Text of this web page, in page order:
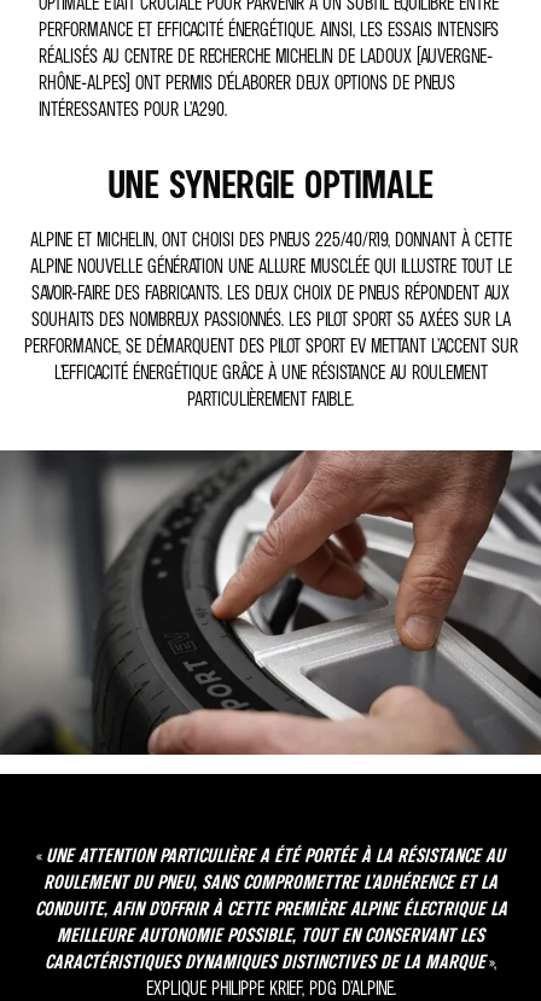
PERFORMANCE ET EFFICACITÉ ÉNERGÉTIQUE. AINSI, LES ESSAIS INTENSIFS
RÉALISÉS AU CENTRE DE RECHERCHE MICHELIN DE LADOUX (AUVERGNE-
RHÔNE-ALPES) ONT PERMIS D’ÉLABORER DEUX OPTIONS DE PNEUS
INTÉRESSANTES POUR L’A290.
UNE SYNERGIE OPTIMALE
ALPINE ET MICHELIN, ONT CHOISI DES PNEUS 225/40/R19, DONNANT À CETTE
ALPINE NOUVELLE GÉNÉRATION UNE ALLURE MUSCLÉE QUI ILLUSTRE TOUT LE
SAVOIR-FAIRE DES FABRICANTS. LES DEUX CHOIX DE PNEUS RÉPONDENT AUX
SOUHAITS DES NOMBREUX PASSIONNÉS. LES PILOT SPORT S5 AXÉES SUR LA
PERFORMANCE, SE DÉMARQUENT DES PILOT SPORT EV METTANT L’ACCENT SUR
L’EFFICACITÉ ÉNERGÉTIQUE GRÂCE À UNE RÉSISTANCE AU ROULEMENT
PARTICULIÈREMENT FAIBLE.
« UNE ATTENTION PARTICULIÈRE A ÉTÉ PORTÉE À LA RÉSISTANCE AU
ROULEMENT DU PNEU, SANS COMPROMETTRE L’ADHÉRENCE ET LA
CONDUITE, AFIN D’OFFRIR À CETTE PREMIÈRE ALPINE ÉLECTRIQUE LA
MEILLEURE AUTONOMIE POSSIBLE, TOUT EN CONSERVANT LES
CARACTÉRISTIQUES DYNAMIQUES DISTINCTIVES DE LA MARQUE»,
EXPLIQUE PHILIPPE KRIEF, PDG D’ALPINE.